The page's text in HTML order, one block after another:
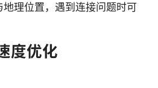
理位置，遇到连接问题时可
度优化